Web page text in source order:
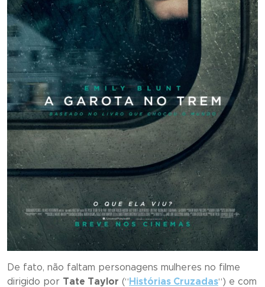
De fato, não faltam personagens mulheres no filme
dirigido por Tate Taylor (“ Histórias Cruzadas“) e com